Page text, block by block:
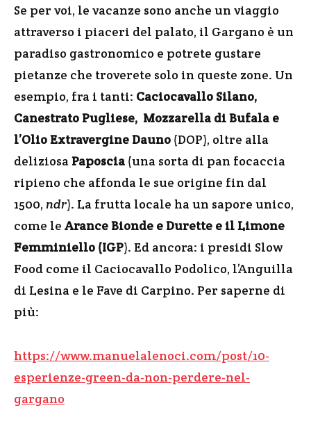
Se per voi, le vacanze sono anche un viaggio
attraverso i piaceri del palato, il Gargano è un
paradiso gastronomico e potrete gustare
pietanze che troverete solo in queste zone. Un
esempio, fra i tanti: Caciocavallo Silano,
Canestrato Pugliese, Mozzarella di Bufala e
l’Olio Extravergine Dauno (DOP), oltre alla
deliziosa Paposcia (una sorta di pan focaccia
ripieno che affonda le sue origine fin dal
1500, ndr). La frutta locale ha un sapore unico,
come le Arance Bionde e Durette e il Limone
Femminiello (IGP). Ed ancora: i presidi Slow
Food come il Caciocavallo Podolico, l’Anguilla
di Lesina e le Fave di Carpino. Per saperne di
più:
https://www.manuelalenoci.com/post/10-
esperienze-green-da-non-perdere-nel-
gargano